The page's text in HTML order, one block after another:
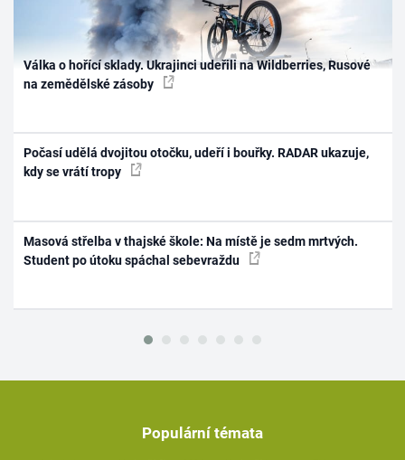
Válka o hořící sklady. Ukrajinci udeřili na Wildberries, Rusové
na zemědělské zásoby
Počasí udělá dvojitou otočku, udeří i bouřky. RADAR ukazuje,
kdy se vrátí tropy
Masová střelba v thajské škole: Na místě je sedm mrtvých.
Student po útoku spáchal sebevraždu
Populární témata